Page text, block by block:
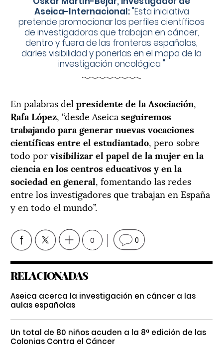
Aseica-Internacional:"Esta iniciativa
pretende promocionar los perfiles científicos
de investigadoras que trabajan en cáncer,
dentro y fuera de las fronteras españolas,
darles visibilidad y ponerlas en el mapa de la
investigación oncológica "
En palabras del presidente de la Asociación,
Rafa López, “desde Aseica seguiremos
trabajando para generar nuevas vocaciones
científicas entre el estudiantado, pero sobre
todo porvisibilizar el papel de la mujer en la
ciencia en los centros educativos y en la
sociedad en general, fomentando las redes
entre los investigadores que trabajan en España
y en todo el mundo”.
0 0
RELACIONADAS
Aseica acerca la investigación en cáncer a las
aulas españolas
Un total de 80 niños acuden a la 8ª edición de las
Colonias Contra el Cáncer